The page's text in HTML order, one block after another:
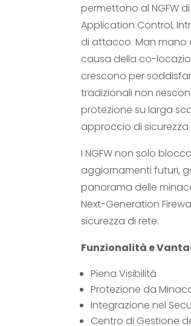
permettono al NGFW
Application Control,
di attacco. Man mano
causa della co-
crescono per
tradizionali non
protezione su larga
approccio di sicurezza
I NGFW non solo
aggiornamenti futuri,
panorama delle
Next-Generation
sicurezza di rete.
Funzionalità e
Piena Visibilità
Protezione da
Integrazione nel
Centro di Gestione